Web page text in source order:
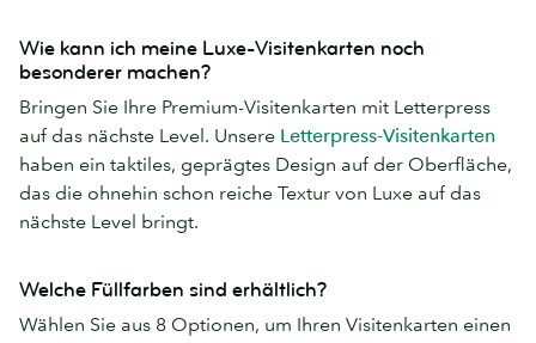
Wie kann ich meine Luxe-Visitenkarten noch
besonderer machen?
Bringen Sie Ihre Premium-Visitenkarten mit Letterpress
auf das nächste Level. Unsere Letterpress-Visitenkarten
haben ein taktiles, geprägtes Design auf der Oberfläche,
das die ohnehin schon reiche Textur von Luxe auf das
nächste Level bringt.
Welche Füllfarben sind erhältlich?
Wählen Sie aus 8 Optionen, um Ihren Visitenkarten einen